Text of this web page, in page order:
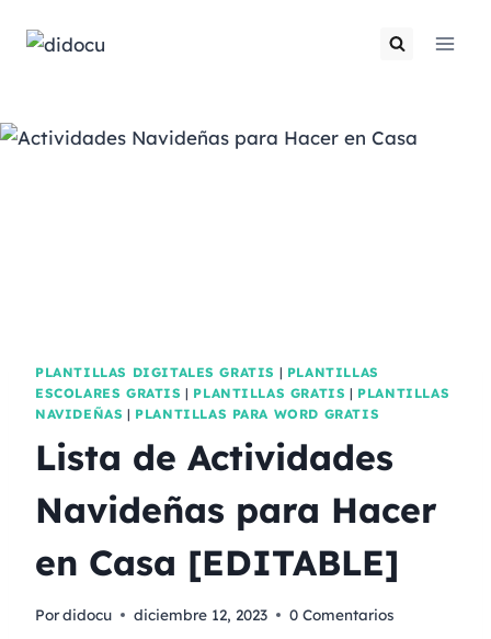
PLANTILLAS DIGITALES GRATIS | PLANTILLAS
ESCOLARES GRATIS | PLANTILLAS GRATIS | PLANTILLAS
NAVIDEÑAS | PLANTILLAS PARA WORD GRATIS
Lista de Actividades
Navideñas para Hacer
en Casa [EDITABLE]
Pordidocu diciembre 12, 2023 0 Comentarios